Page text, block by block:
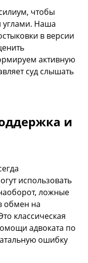
чтобы
углами. Наша
в версии
активную
суд слышать
и
использовать
ложные
обмен на
классическая
адвоката по
ошибку